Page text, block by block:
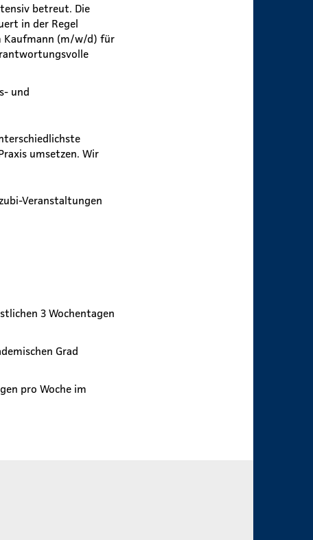
betreut. Die
in der Regel
Kaufmann (m/w/d) für
und
umsetzen. Wir
Veranstaltungen
3 Wochentagen
Grad
pro Woche im